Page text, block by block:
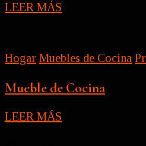
LEER MÁS
Hogar Muebles de Cocina
Mueble de Cocina
LEER MÁS